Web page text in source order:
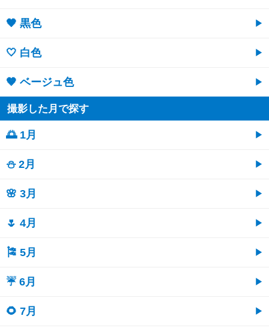
🖤 黒色
🤍 白色
🤎 ベージュ色
撮影した月で探す
🌅 1月
⛄ 2月
🌸 3月
🌷 4月
🎏 5月
☔ 6月
🌻 7月